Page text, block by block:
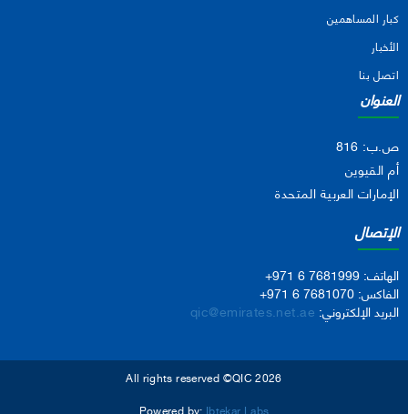
كبار المساهمين
الأخبار
اتصل بنا
العنوان
ص.ب: 816
أم القيوين
الإمارات العربية المتحدة
الإتصال
الهاتف: +971 6 7681999
الفاكس: +971 6 7681070
البريد الإلكتروني: qic@emirates.net.ae
All rights reserved ©QIC 2026
Powered by: Ibtekar Labs